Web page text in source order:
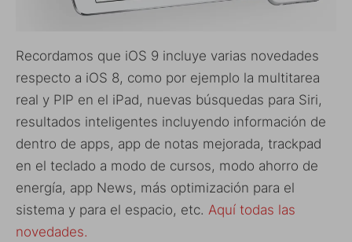
Recordamos que iOS 9 incluye varias novedades
respecto a iOS 8, como por ejemplo la multitarea
real y PIP en el iPad, nuevas búsquedas para Siri,
resultados inteligentes incluyendo información de
dentro de apps, app de notas mejorada, trackpad
en el teclado a modo de cursos, modo ahorro de
energía, app News, más optimización para el
sistema y para el espacio, etc. Aquí todas las
novedades.